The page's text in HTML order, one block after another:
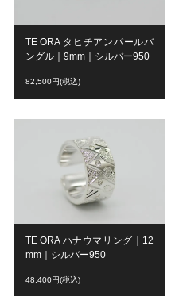
TE ORA タヒチアンパールバ
ングル｜9mm｜シルバー950
82,500円(税込)
TE ORA ハナウマリング｜12
mm｜シルバー950
48,400円(税込)